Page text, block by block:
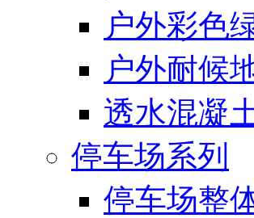
户外彩色
户外耐候
透水混凝
停车场系列
停车场整